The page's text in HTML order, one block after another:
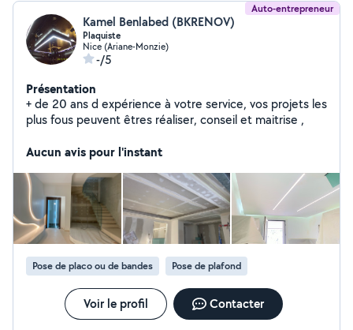
Auto-entrepreneur
Kamel Benlabed (BKRENOV)
Plaquiste
Nice (Ariane-Monzie)
-/5
Présentation
+ de 20 ans d expérience à votre service, vos projets les
plus fous peuvent êtres réaliser, conseil et maitrise ,
Aucun avis pour l'instant
Pose de placo ou de bandes Pose de plafond
Voir le profil Contacter